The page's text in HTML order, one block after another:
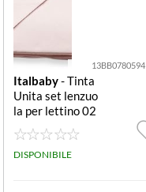
13BB0780594
Italbaby- Tinta
Unita set lenzuo
la per lettino 02
0 1010 01 Rosa
completo
DISPONIBILE